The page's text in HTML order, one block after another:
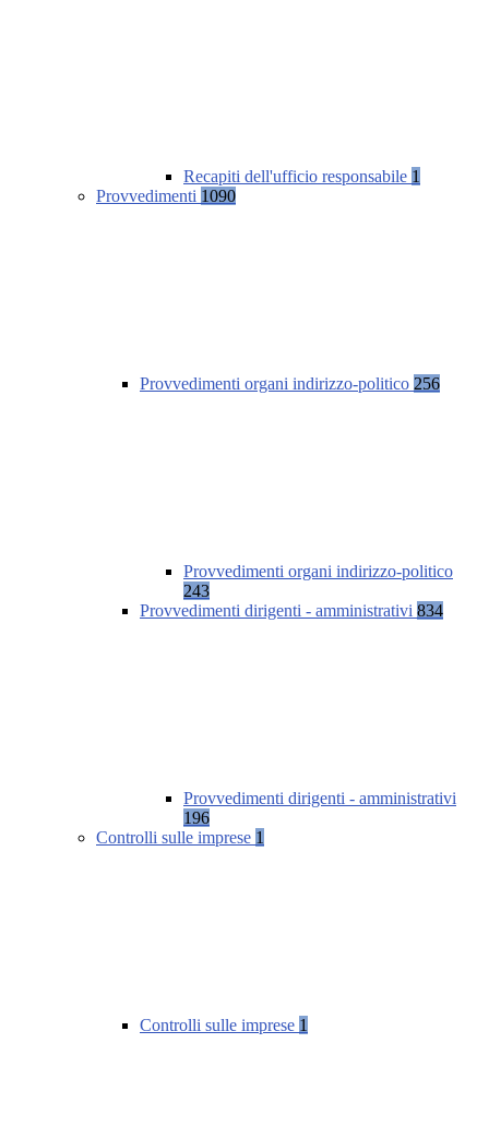
Recapiti dell'ufficio responsabile 1
Provvedimenti 1090
Provvedimenti organi indirizzo-politico 256
Provvedimenti organi indirizzo-politico
243
Provvedimenti dirigenti - amministrativi 834
Provvedimenti dirigenti - amministrativi
196
Controlli sulle imprese 1
Controlli sulle imprese 1